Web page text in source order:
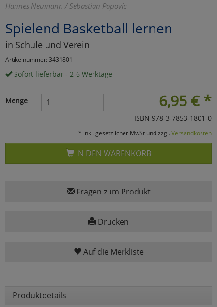
Hannes Neumann / Sebastian Popovic
Spielend Basketball lernen
in Schule und Verein
Artikelnummer: 3431801
Sofort lieferbar - 2-6 Werktage
6,95 € *
Menge
ISBN 978-3-7853-1801-0
* inkl. gesetzlicher MwSt und zzgl. Versandkosten
IN DEN WARENKORB
Fragen zum Produkt
Drucken
Auf die Merkliste
Produktdetails
Umfragetools
Cookies
Alle Akzeptieren
zu Haupptseite